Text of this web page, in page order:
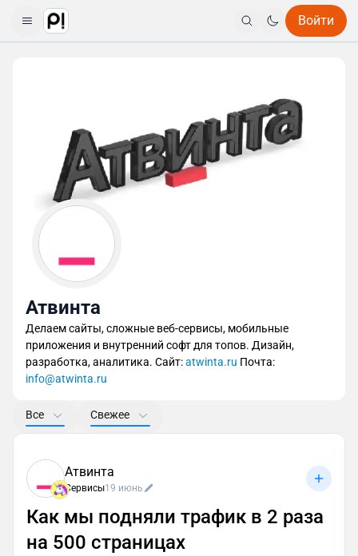
Войти
Атвинта
Делаем сайты, сложные веб-сервисы, мобильные
приложения и внутренний софт для топов. Дизайн,
разработка, аналитика. Сайт:atwinta.ru Почта:
info@atwinta.ru
Все Свежее
Атвинта
Сервисы19 июнь
Как мы подняли трафик в 2 раза
на 500 страницах